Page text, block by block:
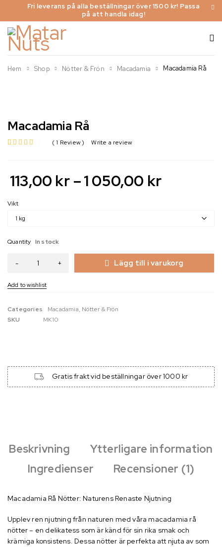
Fri leverans på alla beställningar över 1500 kr! Passa
på att handla idag!
Hem Shop Nötter & Frön Macadamia Macadamia Rå
Macadamia Rå
1 Review Write a review
113,00 kr –1 050,00 kr
Vikt
Quantity In stock
Lägg till i varukorg
Categories Macadamia, Nötter & Frön
SKU
MK10
Gratis frakt vid beställningar över 1000 kr
Beskrivning
Ytterligare information
Ingredienser
Recensioner (1)
Macadamia Rå Nötter: Naturens Renaste Njutning
Upplev ren njutning från naturen med våra macadamia rå
nötter – en delikatess som är känd för sin rika smak och
krämiga konsistens. Dessa nötter är perfekta att njuta av som